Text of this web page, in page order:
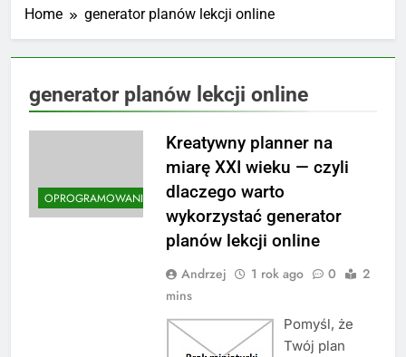
Home generator planów lekcji online
generator planów lekcji online
OPROGRAMOWANIE
Kreatywny planner na
miarę XXI wieku — czyli
dlaczego warto
wykorzystać generator
planów lekcji online
Andrzej 1 rok ago 0
2
mins
Pomyśl, że
Twój plan